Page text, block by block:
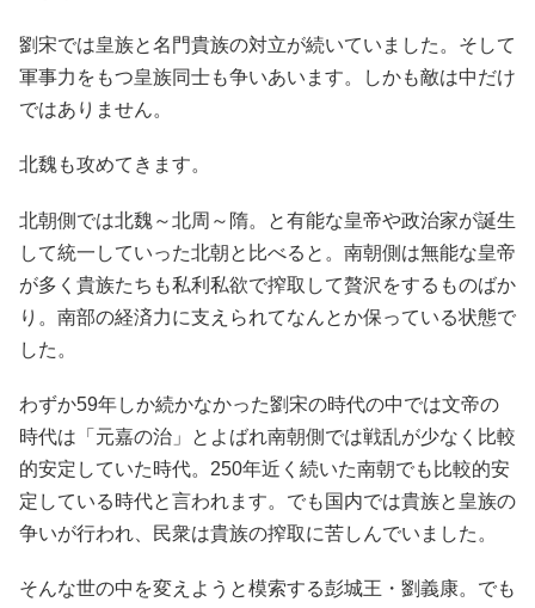
劉宋では皇族と名門貴族の対立が続いていました。そして
軍事力をもつ皇族同士も争いあいます。しかも敵は中だけ
ではありません。
北魏も攻めてきます。
北朝側では北魏～北周～隋。と有能な皇帝や政治家が誕生
して統一していった北朝と比べると。南朝側は無能な皇帝
が多く貴族たちも私利私欲で搾取して贅沢をするものばか
り。南部の経済力に支えられてなんとか保っている状態で
した。
わずか59年しか続かなかった劉宋の時代の中では文帝の
時代は「元嘉の治」とよばれ南朝側では戦乱が少なく比較
的安定していた時代。250年近く続いた南朝でも比較的安
定している時代と言われます。でも国内では貴族と皇族の
争いが行われ、民衆は貴族の搾取に苦しんでいました。
そんな世の中を変えようと模索する彭城王・劉義康。でも